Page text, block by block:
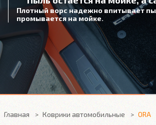
Плотный ворс надежно впитывает
промывается на мойке.
Главная Коврики автомобильные ORA